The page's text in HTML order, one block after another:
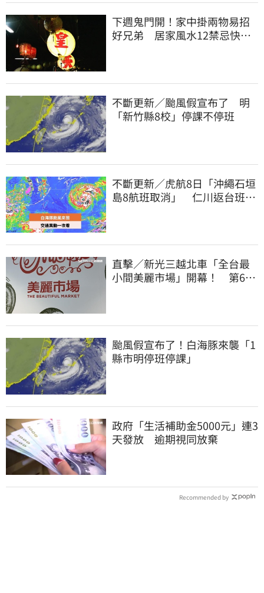
下週鬼門開！家中掛兩物易招
好兄弟 居家風水12禁忌快檢
不斷更新／颱風假宣布了 明
「新竹縣8校」停課不停班
不斷更新／虎航8日「沖繩石垣
島8航班取消」 仁川返台班機
直擊／新光三越北車「全台最
小間美麗市場」開幕！ 第6家
颱風假宣布了！白海豚來襲「1
縣市明停班停課」
政府「生活補助金5000元」連3
天發放 逾期視同放棄
Recommended by